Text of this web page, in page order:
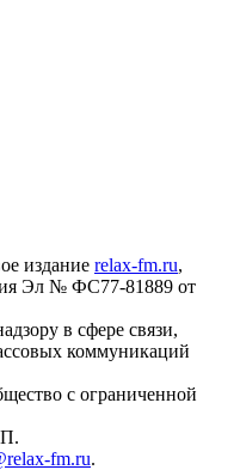
издание relax-fm.ru,
Эл № ФС77-81889 от
в сфере связи,
коммуникаций
с ограниченной
fm.ru.